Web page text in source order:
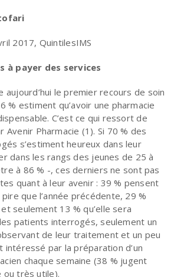
2017, QuintilesIMS
à payer des services
aujourd’hui le premier recours de soin
% estiment qu’avoir une pharmacie
C’est ce qui ressort de
Avenir Pharmacie (1). Si 70 % des
s’estiment heureux dans leur
dans les rangs des jeunes de 25 à
à 86 % -, ces derniers ne sont pas
quant à leur avenir : 39 % pensent
que l’année précédente, 29 %
seulement 13 % qu’elle sera
patients interrogés, seulement un
de leur traitement et un peu
intéressé par la préparation d’un
chaque semaine (38 % jugent
ou très utile).